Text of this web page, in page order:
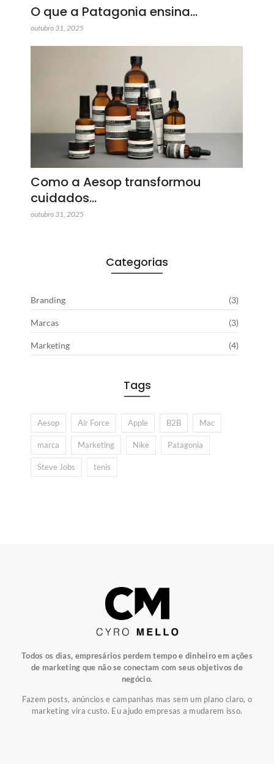
O que a Patagonia ensina…
outubro 31, 2025
Como a Aesop transformou
cuidados…
outubro 31, 2025
Categorias
Branding (3)
Marcas (3)
Marketing (4)
Tags
Aesop Air Force Apple B2B Mac
marca Marketing Nike Patagonia
Steve Jobs tenis
Todos os dias, empresários perdem tempo e dinheiro em ações
de marketing que não se conectam com seus objetivos de
negócio.
Fazem posts, anúncios e campanhas mas sem um plano claro, o
marketing vira custo. Eu ajudo empresas a mudarem isso.